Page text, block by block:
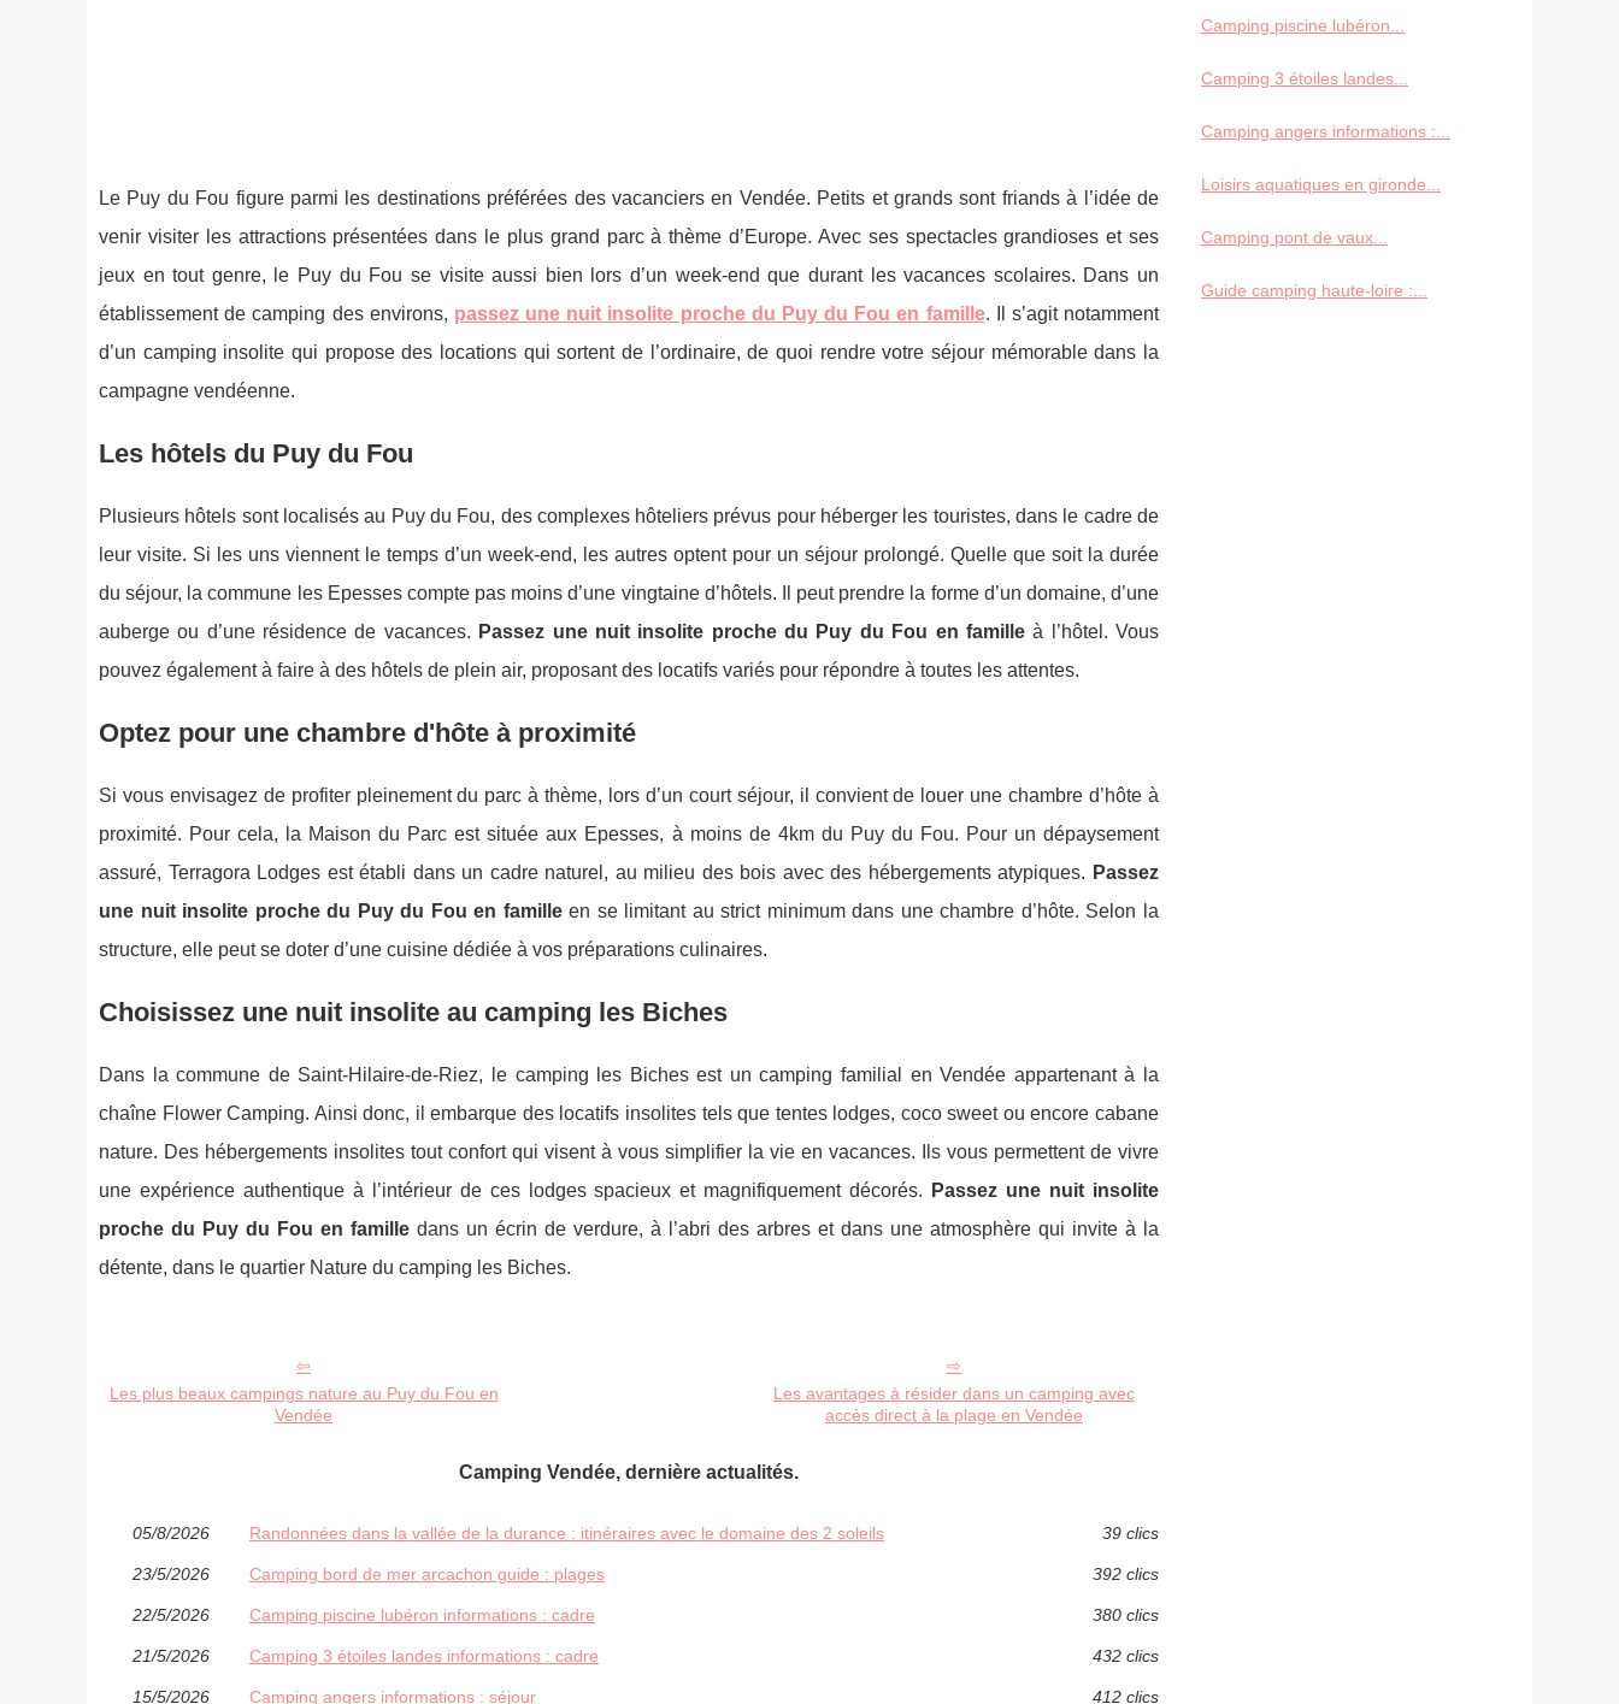
Le Puy du Fou figure parmi les destinations préférées des vacanciers en Vendée. Petits et grands sont friands à l’idée de
venir visiter les attractions présentées dans le plus grand parc à thème d’Europe. Avec ses spectacles grandioses et ses
jeux en tout genre, le Puy du Fou se visite aussi bien lors d’un week-end que durant les vacances scolaires. Dans un
établissement de camping des environs, passez une nuit insolite proche du Puy du Fou en famille. Il s’agit notamment
d’un camping insolite qui propose des locations qui sortent de l’ordinaire, de quoi rendre votre séjour mémorable dans la
campagne vendéenne.
Les hôtels du Puy du Fou
Plusieurs hôtels sont localisés au Puy du Fou, des complexes hôteliers prévus pour héberger les touristes, dans le cadre de
leur visite. Si les uns viennent le temps d’un week-end, les autres optent pour un séjour prolongé. Quelle que soit la durée
du séjour, la commune les Epesses compte pas moins d’une vingtaine d’hôtels. Il peut prendre la forme d’un domaine, d’une
auberge ou d’une résidence de vacances. Passez une nuit insolite proche du Puy du Fou en familleà l’hôtel. Vous
pouvez également à faire à des hôtels de plein air, proposant des locatifs variés pour répondre à toutes les attentes.
Optez pour une chambre d'hôte à proximité
Si vous envisagez de profiter pleinement du parc à thème, lors d’un court séjour, il convient de louer une chambre d’hôte à
proximité. Pour cela, la Maison du Parc est située aux Epesses, à moins de 4km du Puy du Fou. Pour un dépaysement
assuré, Terragora Lodges est établi dans un cadre naturel, au milieu des bois avec des hébergements atypiques. Passez
une nuit insolite proche du Puy du Fou en familleen se limitant au strict minimum dans une chambre d’hôte. Selon la
structure, elle peut se doter d’une cuisine dédiée à vos préparations culinaires.
Choisissez une nuit insolite au camping les Biches
Dans la commune de Saint-Hilaire-de-Riez, le camping les Biches est un camping familial en Vendée appartenant à la
chaîne Flower Camping. Ainsi donc, il embarque des locatifs insolites tels que tentes lodges, coco sweet ou encore cabane
nature. Des hébergements insolites tout confort qui visent à vous simplifier la vie en vacances. Ils vous permettent de vivre
une expérience authentique à l’intérieur de ces lodges spacieux et magnifiquement décorés.
Passez une nuit insolite
proche du Puy du Fou en famille dans un écrin de verdure, à l’abri des arbres et dans une atmosphère qui invite à la
détente, dans le quartier Nature du camping les Biches.
Les plus beaux campings nature au Puy du Fou en
Vendée
Les avantages à résider dans un camping avec
accès direct à la plage en Vendée
Camping Vendée, dernière actualités.
05/8/2026 Randonnées dans la vallée de la durance : itinéraires avec le domaine des 2 soleils 39 clics
23/5/2026 Camping bord de mer arcachon guide : plages 392 clics
22/5/2026 Camping piscine lubéron informations : cadre 380 clics
21/5/2026 Camping 3 étoiles landes informations : cadre 432 clics
15/5/2026 Camping angers informations : séjour 412 clics
Camping piscine lubéron...
Camping 3 étoiles landes...
Camping angers informations :...
Loisirs aquatiques en gironde...
Camping pont de vaux...
Guide camping haute-loire :...